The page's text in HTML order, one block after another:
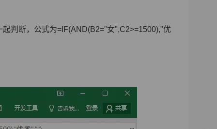
判断，公式为=IF(AND(B2="女",C2>=1500),"优